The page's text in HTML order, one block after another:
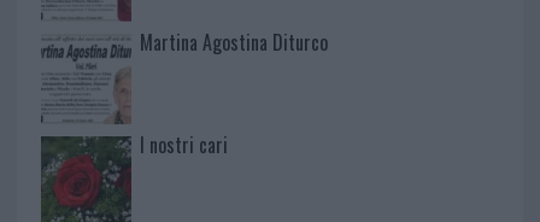
Martina Agostina Diturco
I nostri cari